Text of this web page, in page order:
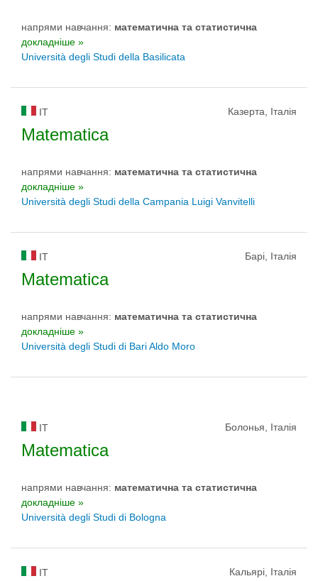
напрями навчання: математичнa та статистичнa
докладніше »
Università degli Studi della Basilicata
IT Казерта, Італія
Matematica
напрями навчання: математичнa та статистичнa
докладніше »
Università degli Studi della Campania Luigi Vanvitelli
IT Барі, Італія
Matematica
напрями навчання: математичнa та статистичнa
докладніше »
Università degli Studi di Bari Aldo Moro
IT Болонья, Італія
Matematica
напрями навчання: математичнa та статистичнa
докладніше »
Università degli Studi di Bologna
IT Кальярі, Італія